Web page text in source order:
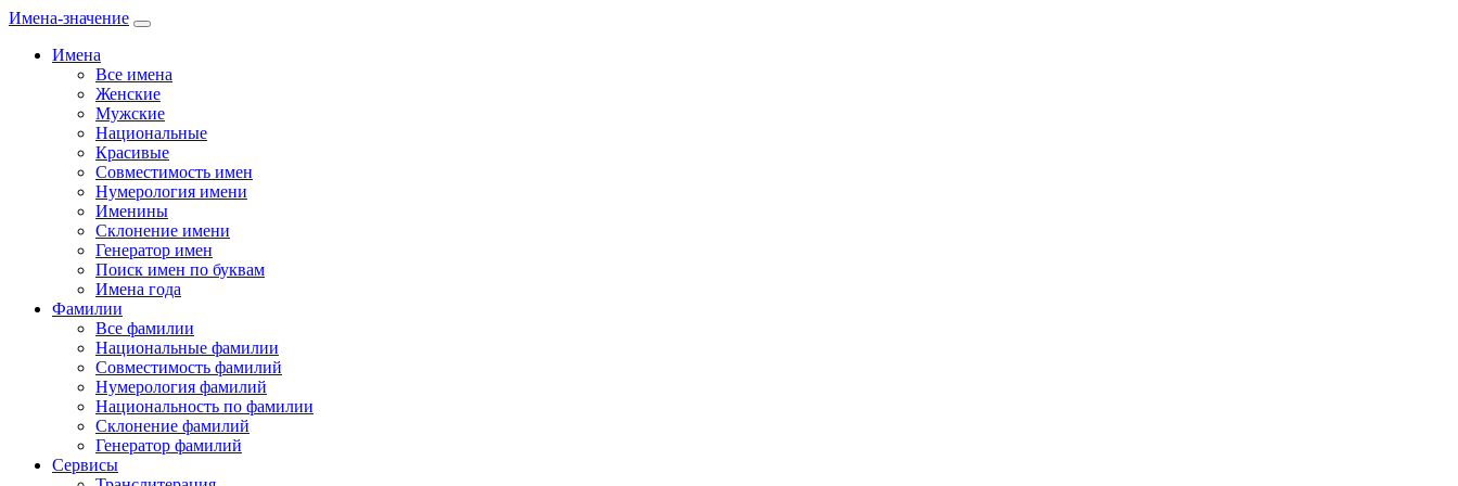
Имена-значение
Имена
Все имена
Женские
Мужские
Национальные
Красивые
Совместимость имен
Нумерология имени
Именины
Склонение имени
Генератор имен
Поиск имен по буквам
Имена года
Фамилии
Все фамилии
Национальные фамилии
Совместимость фамилий
Нумерология фамилий
Национальность по фамилии
Склонение фамилий
Генератор фамилий
Сервисы